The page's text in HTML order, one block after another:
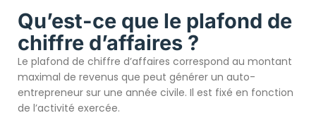
Qu’est-ce que le plafond de
chiffre d’affaires ?
Le plafond de chiffre d’affaires correspond au montant
maximal de revenus que peut générer un auto-
entrepreneur sur une année civile. Il est fixé en fonction
de l’activité exercée.